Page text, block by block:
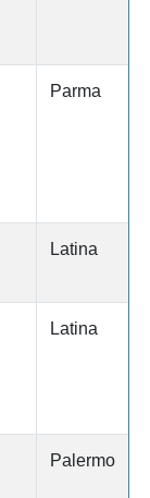
Parma
Latina
Latina
Palermo